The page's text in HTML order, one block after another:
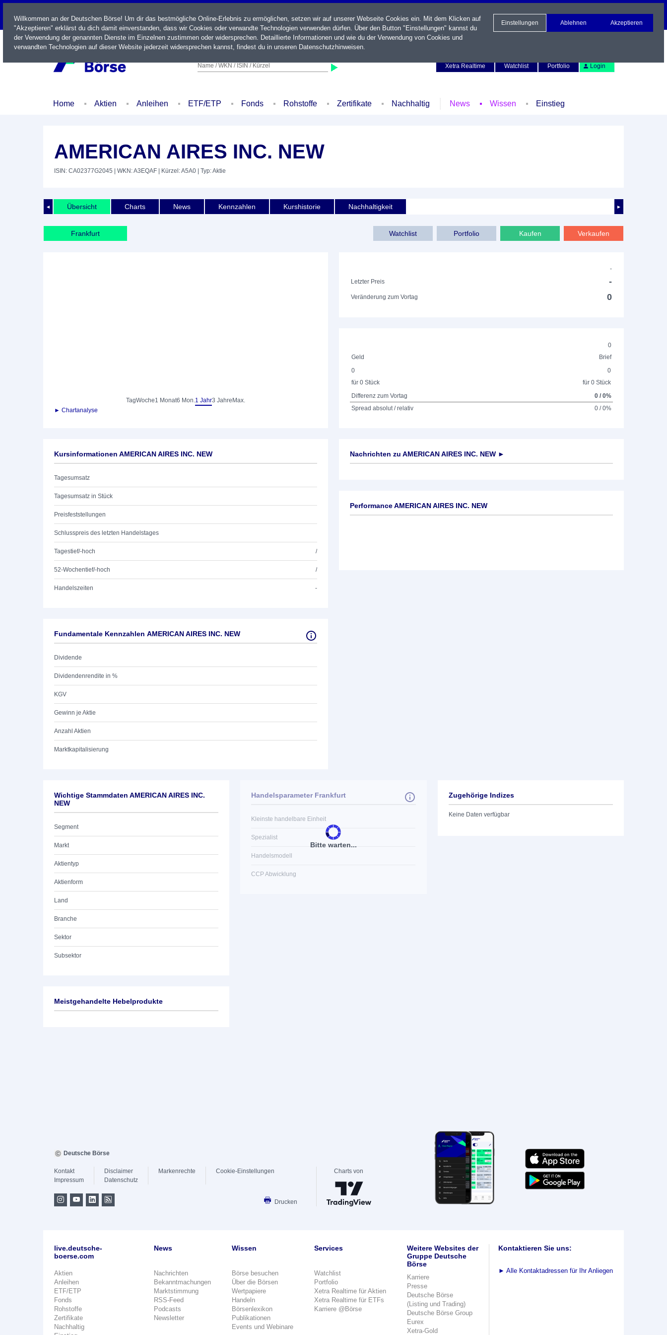
LIVE
Name / WKN / ISIN / Kürzel
Xetra Realtime
Watchlist Portfolio Login
Home Aktien Anleihen ETF/ETP Fonds Rohstoffe Zertifikate Nachhaltig News Wissen Einstieg
AMERICAN AIRES INC. NEW
ISIN: CA02377G2045 | WKN: A3EQAF | Kürzel: A5A0 | Typ: Aktie
◄ ►
Übersicht Charts News Kennzahlen Kurshistorie Nachhaltigkeit
Frankfurt Watchlist Portfolio Kaufen Verkaufen
TagWoche1 Monat6 Mon.1 Jahr3 Jahre Max.
► Chartanalyse
-
Letzter Preis
-
Veränderung zum Vortag 0
0
Geld
Brief
0
für 0 Stück
0
für 0 Stück
Differenz zum Vortag
0 / 0%
Spread absolut / relativ
0 / 0%
Kursinformationen AMERICAN AIRES INC. NEW
Tagesumsatz
Tagesumsatz in Stück
Preisfeststellungen
Schlusspreis des letzten Handelstages
Tagestief/-hoch /
52-Wochentief/-hoch /
Handelszeiten -
Fundamentale Kennzahlen AMERICAN AIRES INC. NEW
Dividende
Dividendenrendite in %
KGV
Gewinn je Aktie
Anzahl Aktien
Marktkapitalisierung
Nachrichten zu AMERICAN AIRES INC. NEW ►
Performance AMERICAN AIRES INC. NEW
Wichtige Stammdaten AMERICAN AIRES INC.
NEW
Segment
Markt
Aktientyp
Aktienform
Land
Branche
Sektor
Subsektor
Bitte warten...
Handelsparameter Frankfurt
Kleinste handelbare Einheit
Spezialist
Handelsmodell
CCP Abwicklung
Zugehörige Indizes
Keine Daten verfügbar
Meistgehandelte Hebelprodukte
Willkommen an der Deutschen Börse! Um dir das bestmögliche Online-Erlebnis zu ermöglichen, setzen wir auf unserer Webseite Cookies ein. Mit dem Klicken auf
"Akzeptieren" erklärst du dich damit einverstanden, dass wir Cookies oder verwandte Technologien verwenden dürfen. Über den Button "Einstellungen" kannst du
der Verwendung der genannten Dienste im Einzelnen zustimmen oder widersprechen. Detaillierte Informationen und wie du der Verwendung von Cookies und
verwandten Technologien auf dieser Website jederzeit widersprechen kannst, findest du in unseren Datenschutzhinweisen.
Einstellungen Ablehnen Akzeptieren
Deutsche Börse
Kontakt
Impressum
Disclaimer
Datenschutz
Markenrechte Cookie-Einstellungen
Drucken
Charts von
live.deutsche-
boerse.com
Aktien
Anleihen
ETF/ETP
Fonds
Rohstoffe
Zertifikate
Nachhaltig
News
Nachrichten
Bekanntmachungen
Marktstimmung
RSS-Feed
Podcasts
Newsletter
Wissen
Börse besuchen
Über die Börsen
Wertpapiere
Handeln
Börsenlexikon
Publikationen
Events und Webinare
Services
Watchlist
Portfolio
Xetra Realtime für Aktien
Xetra Realtime für ETFs
Karriere @Börse
Weitere Websites der
Gruppe Deutsche
Börse
Karriere
Presse
Deutsche Börse
(Listing und Trading)
Deutsche Börse Group
Eurex
Xetra-Gold
Kontaktieren Sie uns:
► Alle Kontaktadressen für Ihr Anliegen